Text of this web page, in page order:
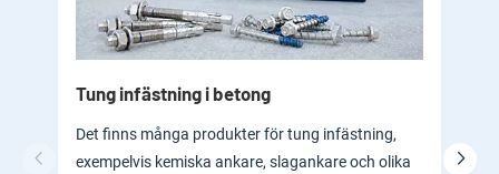
Tung infästning i betong
Det finns många produkter för tung infästning,
exempelvis kemiska ankare, slagankare och olika